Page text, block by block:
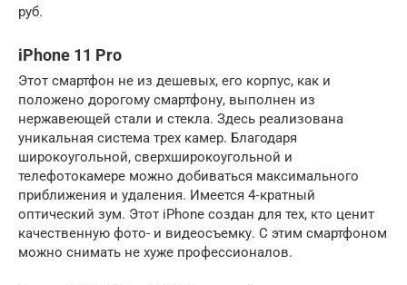
руб.
iPhone 11 Pro
Этот смартфон не из дешевых, его корпус, как и
положено дорогому смартфону, выполнен из
нержавеющей стали и стекла. Здесь реализована
уникальная система трех камер. Благодаря
широкоугольной, сверхширокоугольной и
телефотокамере можно добиваться максимального
приближения и удаления. Имеется 4‑кратный
оптический зум. Этот iPhone создан для тех, кто ценит
качественную фото- и видеосъемку. С этим смартфоном
можно снимать не хуже профессионалов.